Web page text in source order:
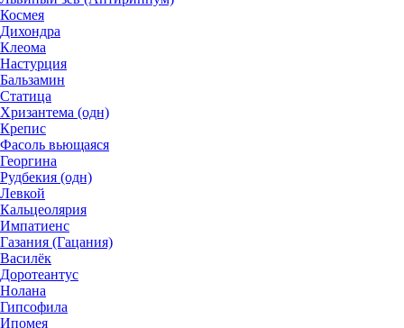
Космея
Дихондра
Клеома
Настурция
Бальзамин
Статица
Хризантема (одн)
Крепис
Фасоль вьющаяся
Георгина
Рудбекия (одн)
Левкой
Кальцеолярия
Импатиенс
Газания (Гацания)
Василёк
Доротеантус
Нолана
Гипсофила
Ипомея